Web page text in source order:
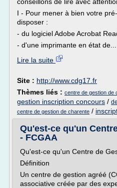
I - Pour mener à bien votre
disposer :
- du logiciel Adobe Acrobat
- d'une imprimante en état de...
Lire la suite
Site : http://www.cdg17.fr
Thèmes liés : centre de gestion de
gestion inscription concours /
centre de gestion de charente /
Qu'est-ce qu'un
- FCGAA
Qu'est-ce qu'un Centre de
Définition
Un centre de gestion agréé
associative créée par des